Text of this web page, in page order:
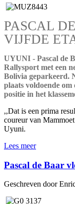
PASCAL
VIJFDE
UYUNI - Pascal de
Rallysport met een
Bolivia geparkeerd.
plaats voldoende om
positie in het
,,Dat is een prima
coureur van
Uyuni.
Lees meer
Pascal de Baar
Geschreven door